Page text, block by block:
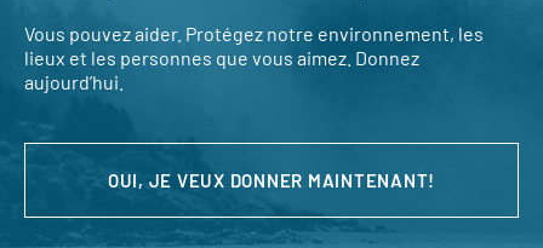
Vous pouvez aider. Protégez notre environnement, les
lieux et les personnes que vous aimez. Donnez
aujourd’hui.
OUI, JE VEUX DONNER MAINTENANT!